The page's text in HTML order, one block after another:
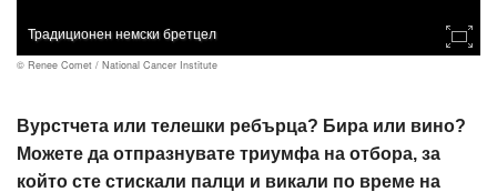
Традиционен немски бретцел
© Renee Comet / National Cancer Institute
Вурстчета или телешки ребърца? Бира или вино?
Можете да отпразнувате триумфа на отбора, за
който сте стискали палци и викали по време на